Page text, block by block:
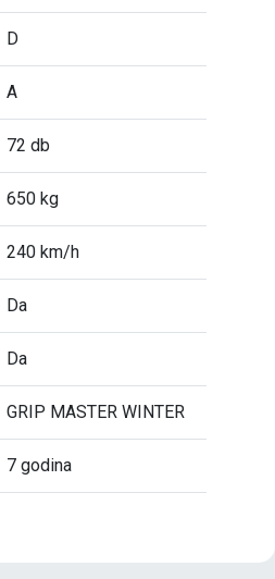
D
A
72 db
650 kg
240 km/h
Da
Da
GRIP MASTER WINTER
7 godina